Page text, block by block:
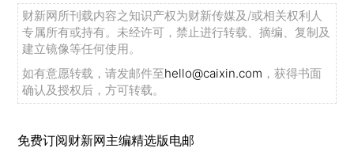
财新网所刊载内容之知识产权为财新传媒及/或相关权利人
专属所有或持有。未经许可，禁止进行转载、摘编、复制及
建立镜像等任何使用。
如有意愿转载，请发邮件至hello@caixin.com ，获得书面
确认及授权后，方可转载。
免费订阅财新网主编精选版电邮